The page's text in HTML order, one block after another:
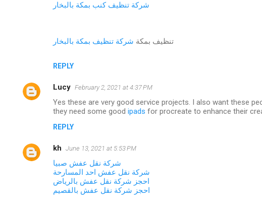
شركة تنظيف كنب بمكة بالبخار
تنظيف بمكة شركة تنظيف بمكة بالبخار
REPLY
Lucy February 2, 2021 at 4:37 PM
Yes these are very good service projects. I also want these
they need some good ipads for procreate to enhance their
REPLY
kh June 13, 2021 at 5:53 PM
شركة نقل عفش صبيا
شركة نقل عفش احد المسارحة
احجز شركة نقل عفش بالرياض
احجز شركة نقل عفش بالقصيم